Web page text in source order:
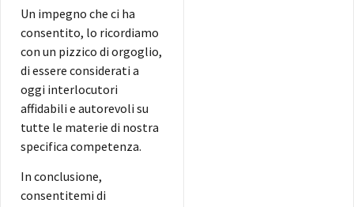
Un impegno che ci ha
consentito, lo ricordiamo
con un pizzico di orgoglio,
di essere considerati a
oggi interlocutori
affidabili e autorevoli su
tutte le materie di nostra
specifica competenza.
In conclusione,
consentitemi di